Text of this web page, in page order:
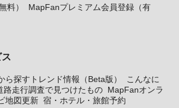
料）
MapFanプレミアム会員登録（有
ら探すトレンド情報（Beta版）
こんなに
路走行調査で見つけたもの MapFanオンラ
地図更新 宿・ホテル・旅館予約